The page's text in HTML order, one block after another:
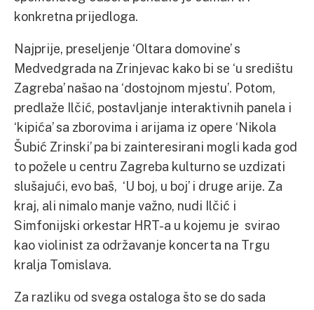
konkretna prijedloga.
Najprije, preseljenje ‘Oltara domovine’ s
Medvedgrada na Zrinjevac kako bi se ‘u središtu
Zagreba’ našao na ‘dostojnom mjestu’. Potom,
predlaže Ilčić, postavljanje interaktivnih panela i
‘kipića’ sa zborovima i arijama iz opere ‘Nikola
Šubić Zrinski’ pa bi zainteresirani mogli kada god
to požele u centru Zagreba kulturno se uzdizati
slušajući, evo baš, ‘U boj, u boj’ i druge arije. Za
kraj, ali nimalo manje važno, nudi Ilčić i
Simfonijski orkestar HRT-a u kojemu je svirao
kao violinist za održavanje koncerta na Trgu
kralja Tomislava.
Za razliku od svega ostaloga što se do sada